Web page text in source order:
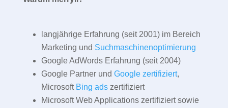
langjährige Erfahrung (seit 2001) im Bereich
Marketing und Suchmaschinenoptimierung
Google AdWords Erfahrung (seit 2004)
Google Partner und Google zertifiziert,
Microsoft Bing adszertifiziert
Microsoft Web Applications zertifiziert sowie